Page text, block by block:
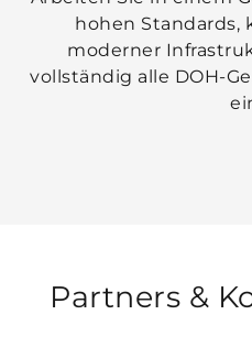
hohen Standards,
moderner
vollständig alle DOH-
Partners &